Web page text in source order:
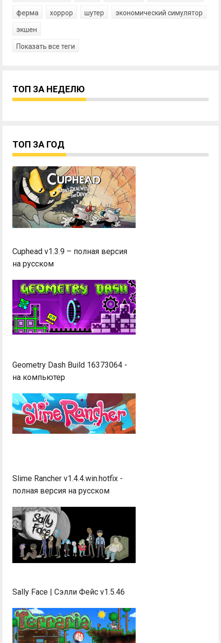
ферма хоррор шутер экономический симулятор
экшен
Показать все теги
ТОП ЗА НЕДЕЛЮ
ТОП ЗА ГОД
Cuphead v1.3.9 – полная версия
на русском
Geometry Dash Build 16373064 -
на компьютер
Slime Rancher v1.4.4.win.hotfix -
полная версия на русском
Sally Face | Сэлли Фейс v1.5.46